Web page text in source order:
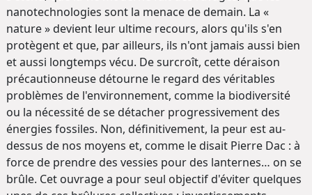
nanotechnologies sont la menace de demain. La «
nature » devient leur ultime recours, alors qu'ils s'en
protègent et que, par ailleurs, ils n'ont jamais aussi bien
et aussi longtemps vécu. De surcroît, cette déraison
précautionneuse détourne le regard des véritables
problèmes de l'environnement, comme la biodiversité
ou la nécessité de se détacher progressivement des
énergies fossiles. Non, définitivement, la peur est au-
dessus de nos moyens et, comme le disait Pierre Dac : à
force de prendre des vessies pour des lanternes… on se
brûle. Cet ouvrage a pour seul objectif d'éviter quelques